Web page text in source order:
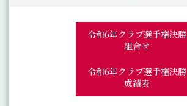
令和6年クラブ選手権決勝
組合せ
令和6年クラブ選手権決勝
成績表